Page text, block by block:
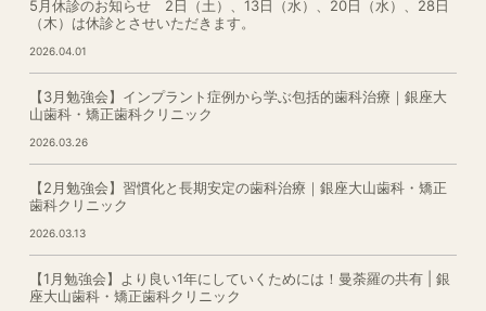
5月休診のお知らせ 2日（土）、13日（水）、20日（水）、28日
（木）は休診とさせいただきます。
2026.04.01
【3月勉強会】インプラント症例から学ぶ包括的歯科治療｜銀座大
山歯科・矯正歯科クリニック
2026.03.26
【2月勉強会】習慣化と長期安定の歯科治療｜銀座大山歯科・矯正
歯科クリニック
2026.03.13
【1月勉強会】より良い1年にしていくためには！曼荼羅の共有 | 銀
座大山歯科・矯正歯科クリニック